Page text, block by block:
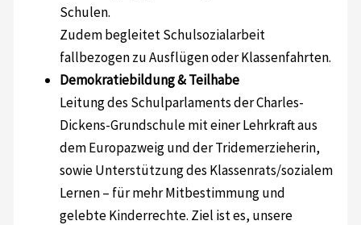
Schulen.
Zudem begleitet Schulsozialarbeit
fallbezogen zu Ausflügen oder Klassenfahrten.
Demokratiebildung & Teilhabe
Leitung des Schulparlaments der Charles-
Dickens-Grundschule mit einer Lehrkraft aus
dem Europazweig und der Tridemerzieherin,
sowie Unterstützung des Klassenrats/sozialem
Lernen – für mehr Mitbestimmung und
gelebte Kinderrechte. Ziel ist es, unsere